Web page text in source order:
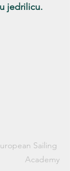
jedrilicu.
Sailing
Academy